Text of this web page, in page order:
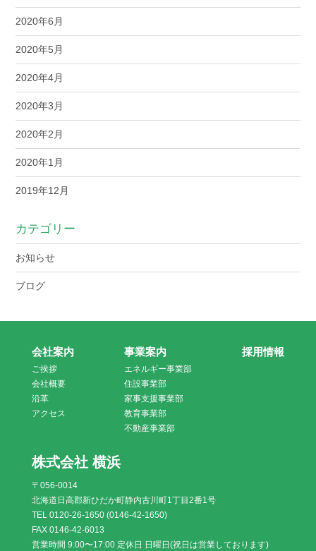
2020年6月
2020年5月
2020年4月
2020年3月
2020年2月
2020年1月
2019年12月
カテゴリー
お知らせ
ブログ
株式会社 横浜
〒056-0014
北海道日高郡新ひだか町静内古川町1丁目2番1号
TEL 0120-26-1650 (0146-42-1650)
FAX 0146-42-6013
営業時間 9:00〜17:00 定休日 日曜日(祝日は営業しております)
会社案内
ご挨拶
会社概要
沿革
アクセス
事業案内
エネルギー事業部
住設事業部
家事支援事業部
教育事業部
不動産事業部
採用情報